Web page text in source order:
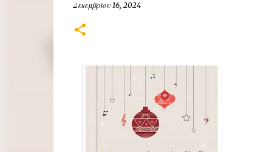
Δεκεμβρίου 16, 2024